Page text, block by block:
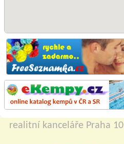
realitní kanceláře Praha 10